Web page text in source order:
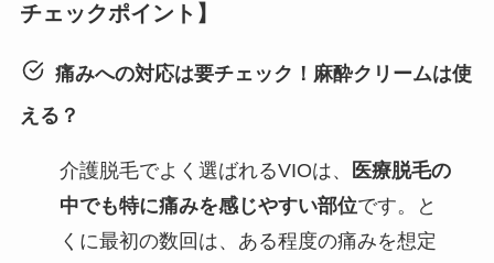
チェックポイント】
痛みへの対応は要チェック！麻酔クリームは使
える？
介護脱毛でよく選ばれるVIOは、
医療脱毛の
中でも特に痛みを感じやすい部位です。と
くに最初の数回は、ある程度の痛みを想定